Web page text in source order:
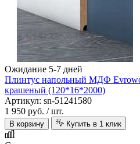
Ожидание 5-7 дней
Плинтус напольный МДФ
крашеный (120*16*2000)
Артикул: sn-51241580
1 950 руб. / шт.
В корзину Купить в 1 клик